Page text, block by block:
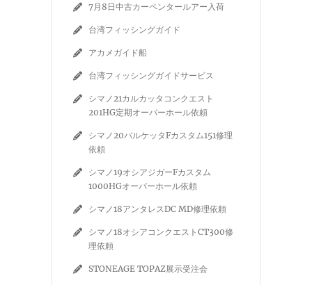
7月8日中古カーペンタールアー入荷
台湾フィッシングガイド
アカメガイド船
台湾フィッシングガイドサービス
シマノ21カルカッタコンクエスト
201HG定期オーバーホール依頼
シマノ20バルケッタFカスタム151修理
依頼
シマノ19オシアジガーFカスタム
1000HGオーバーホール依頼
シマノ18アンタレスDC MD修理依頼
シマノ18オシアコンクエストCT300修
理依頼
STONEAGE TOPAZ展示受注会